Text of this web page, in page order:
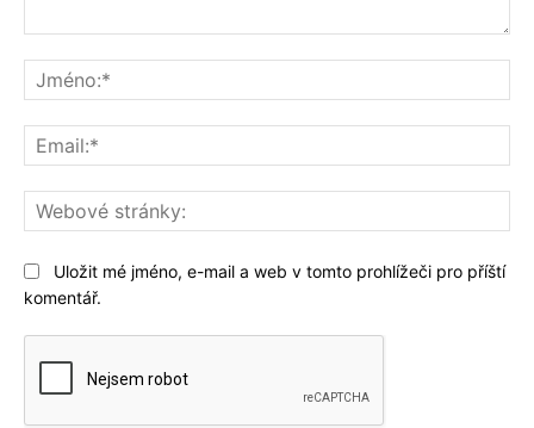
Uložit mé jméno, e-mail a web v tomto prohlížeči pro příští
komentář.